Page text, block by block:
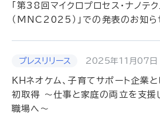
「第38回マイクロプロセス・ナノテ
（MNC2025）」での発表のお知ら
2025年11月07日
ＫＨネオケム、子育てサポート企業
初取得 ～仕事と家庭の両立を支援
職場へ～